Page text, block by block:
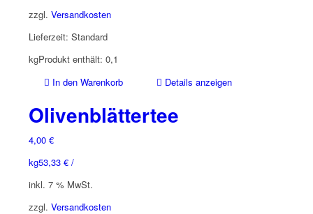
zzgl. Versandkosten
Lieferzeit: Standard
Produkt enthält: 0,1
kg
In den Warenkorb
Details anzeigen
Olivenblättertee
4,00 €
53,33 €/
kg
inkl. 7 % MwSt.
zzgl. Versandkosten